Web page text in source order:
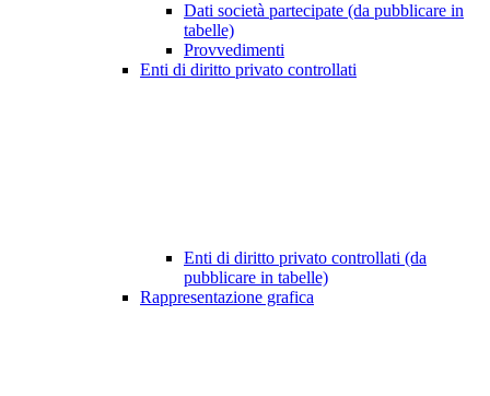
Dati società partecipate (da pubblicare in
tabelle)
Provvedimenti
Enti di diritto privato controllati
Enti di diritto privato controllati (da
pubblicare in tabelle)
Rappresentazione grafica